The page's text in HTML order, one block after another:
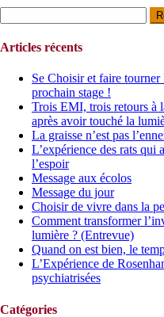
Articles récents
Se Choisir et faire tourner
prochain stage !
Trois EMI, trois retours à
après avoir touché la
La graisse n’est pas
L’expérience des rats qui
l’espoir
Message aux écolos
Message du jour
Choisir de vivre dans la
Comment transformer
lumière ? (Entrevue)
Quand on est bien, le
L’Expérience de
psychiatrisées
Catégories